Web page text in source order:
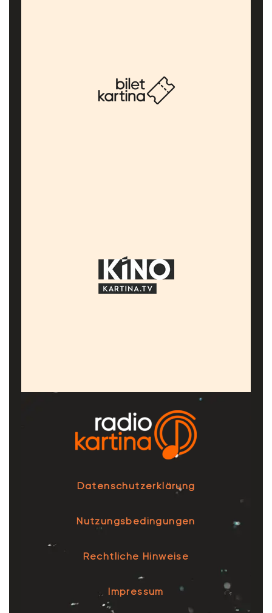
Datenschutzerklärung
Nutzungsbedingungen
Rechtliche Hinweise
Impressum